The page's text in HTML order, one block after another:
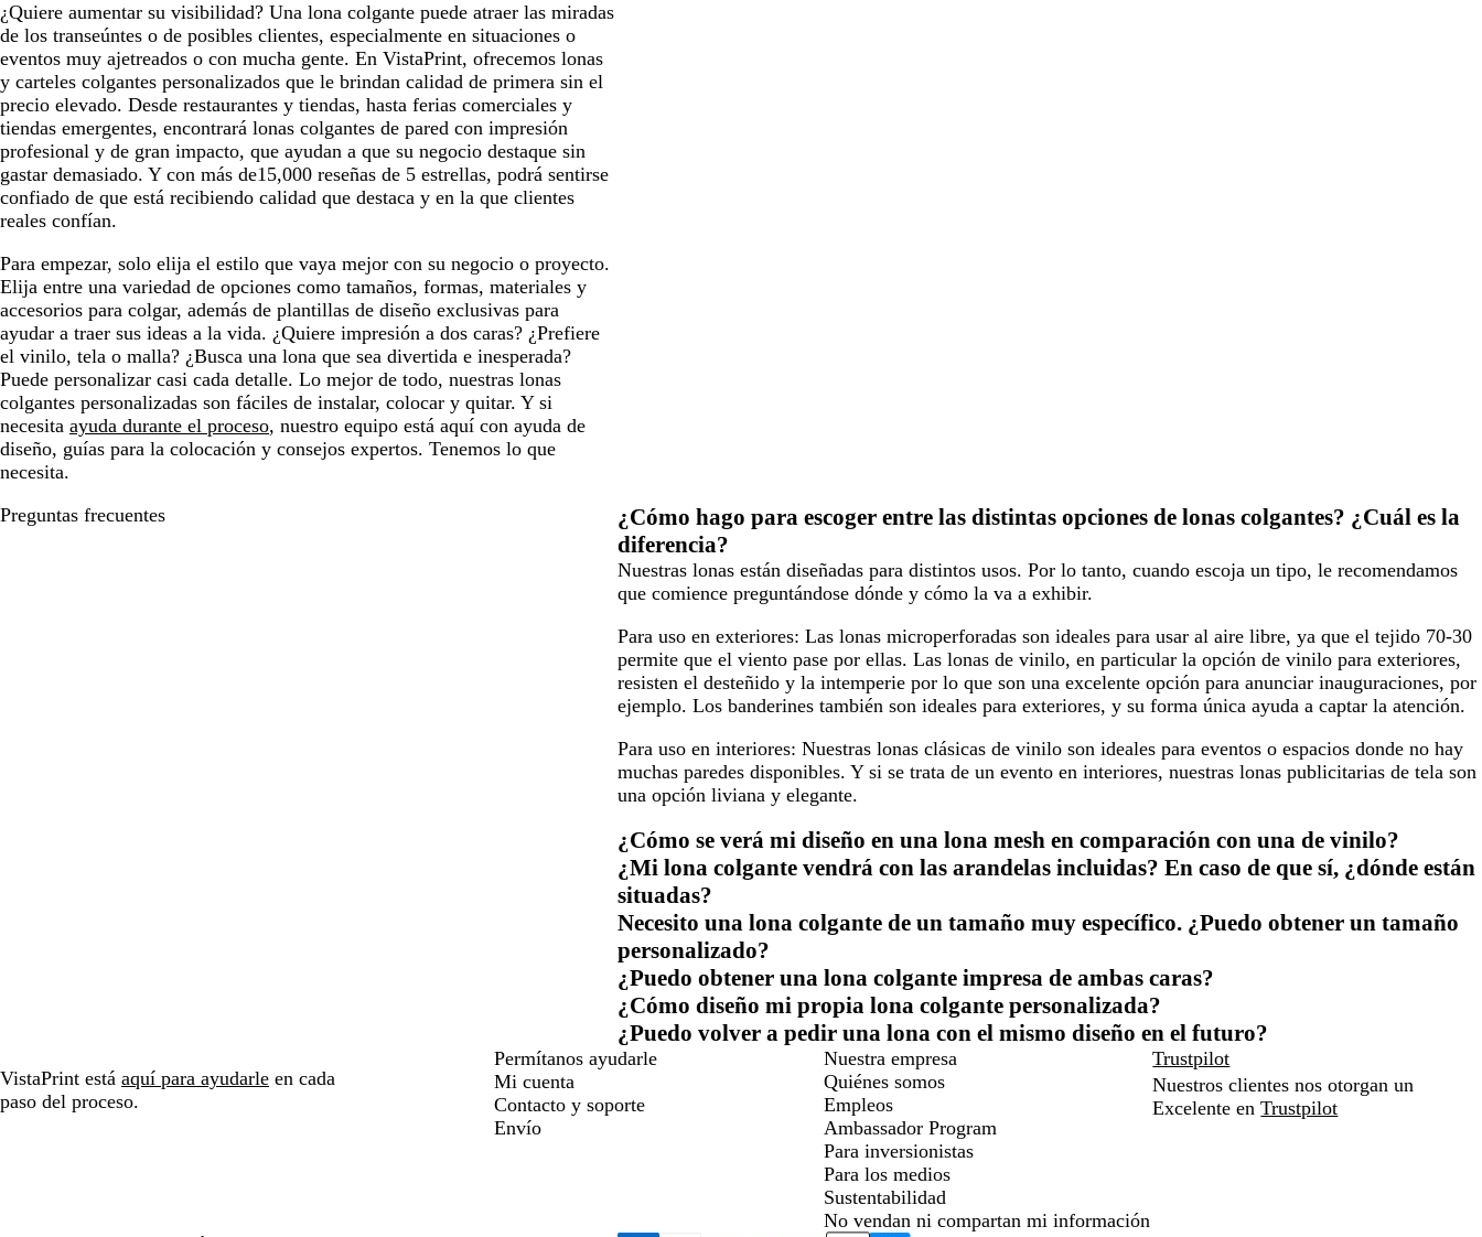
¿Quiere aumentar su visibilidad? Una lona colgante puede atraer las miradas
de los transeúntes o de posibles clientes, especialmente en situaciones o
eventos muy ajetreados o con mucha gente. En VistaPrint, ofrecemos lonas
y carteles colgantes personalizados que le brindan calidad de primera sin el
precio elevado. Desde restaurantes y tiendas, hasta ferias comerciales y
tiendas emergentes, encontrará lonas colgantes de pared con impresión
profesional y de gran impacto, que ayudan a que su negocio destaque sin
gastar demasiado. Y con más de15,000 reseñas de 5 estrellas, podrá sentirse
confiado de que está recibiendo calidad que destaca y en la que clientes
reales confían.
Para empezar, solo elija el estilo que vaya mejor con su negocio o proyecto.
Elija entre una variedad de opciones como tamaños, formas, materiales y
accesorios para colgar, además de plantillas de diseño exclusivas para
ayudar a traer sus ideas a la vida. ¿Quiere impresión a dos caras? ¿Prefiere
el vinilo, tela o malla? ¿Busca una lona que sea divertida e inesperada?
Puede personalizar casi cada detalle. Lo mejor de todo, nuestras lonas
colgantes personalizadas son fáciles de instalar, colocar y quitar. Y si
necesita ayuda durante el proceso, nuestro equipo está aquí con ayuda de
diseño, guías para la colocación y consejos expertos. Tenemos lo que
necesita.
Preguntas frecuentes
¿Cómo hago para escoger entre las distintas opciones de lonas colgantes? ¿Cuál es la
diferencia?
Nuestras lonas están diseñadas para distintos usos. Por lo tanto, cuando escoja un tipo, le recomendamos
que comience preguntándose dónde y cómo la va a exhibir.
Para uso en exteriores: Las lonas microperforadas son ideales para usar al aire libre, ya que el tejido 70-30
permite que el viento pase por ellas. Las lonas de vinilo, en particular la opción de vinilo para exteriores,
resisten el desteñido y la intemperie por lo que son una excelente opción para anunciar inauguraciones, por
ejemplo. Los banderines también son ideales para exteriores, y su forma única ayuda a captar la atención.
Para uso en interiores: Nuestras lonas clásicas de vinilo son ideales para eventos o espacios donde no hay
muchas paredes disponibles. Y si se trata de un evento en interiores, nuestras lonas publicitarias de tela son
una opción liviana y elegante.
¿Cómo se verá mi diseño en una lona mesh en comparación con una de vinilo?
¿Mi lona colgante vendrá con las arandelas incluidas? En caso de que sí, ¿dónde están
situadas?
Necesito una lona colgante de un tamaño muy específico. ¿Puedo obtener un tamaño
personalizado?
¿Puedo obtener una lona colgante impresa de ambas caras?
¿Cómo diseño mi propia lona colgante personalizada?
¿Puedo volver a pedir una lona con el mismo diseño en el futuro?
VistaPrint está aquí para ayudarle en cada
paso del proceso.
Permítanos ayudarle
Mi cuenta
Contacto y soporte
Envío
Nuestra empresa
Quiénes somos
Empleos
Ambassador Program
Para inversionistas
Para los medios
Sustentabilidad
No vendan ni compartan mi información
Trustpilot
Nuestros clientes nos otorgan un
Excelente enTrustpilot